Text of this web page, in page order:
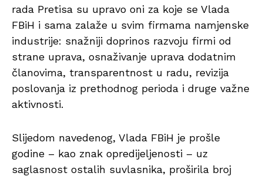
rada Pretisa su upravo oni za koje se Vlada
FBiH i sama zalaže u svim firmama namjenske
industrije: snažniji doprinos razvoju firmi od
strane uprava, osnaživanje uprava dodatnim
članovima, transparentnost u radu, revizija
poslovanja iz prethodnog perioda i druge važne
aktivnosti.
Slijedom navedenog, Vlada FBiH je prošle
godine – kao znak opredijeljenosti – uz
saglasnost ostalih suvlasnika, proširila broj